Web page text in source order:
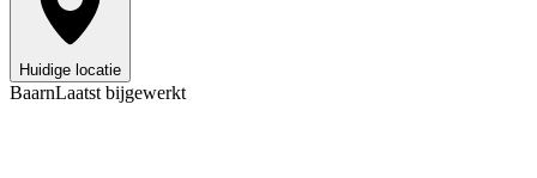
Huidige locatie
BaarnLaatst bijgewerkt